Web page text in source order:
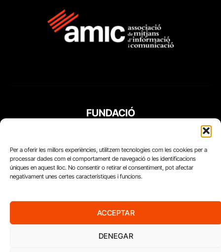
Per a oferir les millors experiències, utilitzem tecnologies com les cookies per a
processar dades com el comportament de navegació o les identificacions
úniques en aquest lloc. No consentir o retirar el consentiment, pot afectar
negativament unes certes característiques i funcions.
ACCEPTAR
DENEGAR
FUNDACIÓ